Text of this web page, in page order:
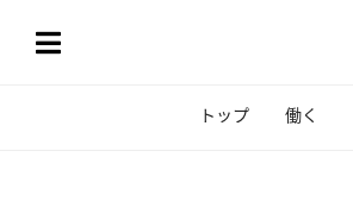
トップ 働く